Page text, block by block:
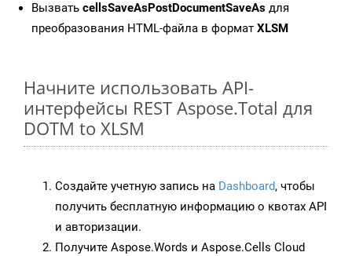
Вызвать cellsSaveAsPostDocumentSaveAs для
преобразования HTML-файла в формат XLSM
Начните использовать API-
интерфейсы REST Aspose.Total для
DOTM to XLSM
Создайте учетную запись на Dashboard, чтобы
получить бесплатную информацию о квотах API
и авторизации.
Получите Aspose.Words и Aspose.Cells Cloud